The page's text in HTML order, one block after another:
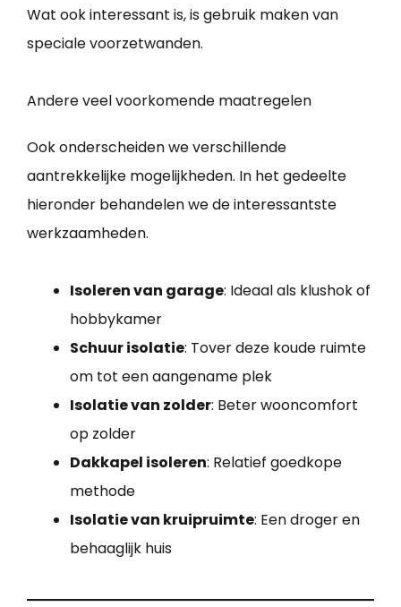
Wat ook interessant is, is gebruik maken van
speciale voorzetwanden.
Andere veel voorkomende maatregelen
Ook onderscheiden we verschillende
aantrekkelijke mogelijkheden. In het gedeelte
hieronder behandelen we de interessantste
werkzaamheden.
Isoleren van garage: Ideaal als klushok of
hobbykamer
Schuur isolatie: Tover deze koude ruimte
om tot een aangename plek
Isolatie van zolder: Beter wooncomfort
op zolder
Dakkapel isoleren: Relatief goedkope
methode
Isolatie van kruipruimte: Een droger en
behaaglijk huis